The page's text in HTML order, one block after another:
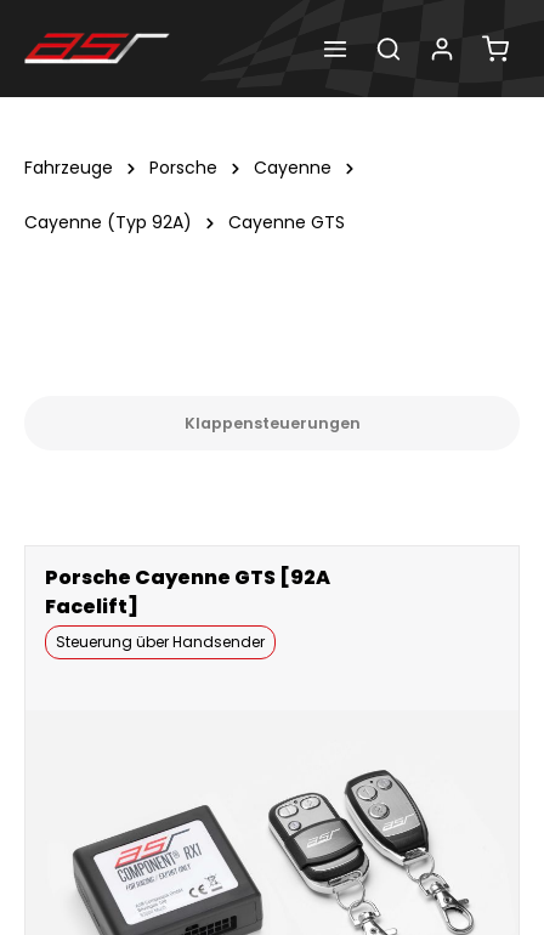
Fahrzeuge Porsche Cayenne
Cayenne (Typ 92A) Cayenne GTS
Klappensteuerungen
Porsche Cayenne GTS [92A
Facelift]
Steuerung über Handsender